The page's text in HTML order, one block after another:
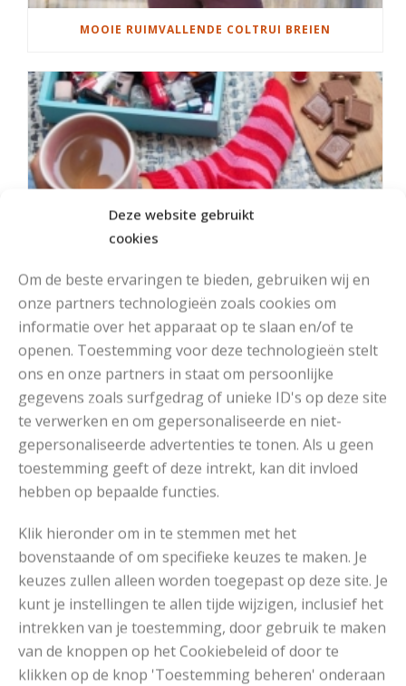
Deze website gebruikt
cookies
Om de beste ervaringen te bieden, gebruiken wij en
onze partners technologieën zoals cookies om
informatie over het apparaat op te slaan en/of te
openen. Toestemming voor deze technologieën stelt
ons en onze partners in staat om persoonlijke
gegevens zoals surfgedrag of unieke ID's op deze site
te verwerken en om gepersonaliseerde en niet-
gepersonaliseerde advertenties te tonen. Als u geen
toestemming geeft of deze intrekt, kan dit invloed
hebben op bepaalde functies.
Klik hieronder om in te stemmen met het
bovenstaande of om specifieke keuzes te maken. Je
keuzes zullen alleen worden toegepast op deze site. Je
kunt je instellingen te allen tijde wijzigen, inclusief het
intrekken van je toestemming, door gebruik te maken
van de knoppen op het Cookiebeleid of door te
klikken op de knop 'Toestemming beheren' onderaan
MOOIE RUIMVALLENDE COLTRUI BREIEN